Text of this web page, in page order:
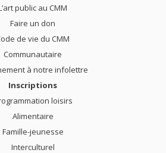
public au CMM
Faire un don
de vie du CMM
Communautaire
à notre infolettre
Inscriptions
loisirs
Alimentaire
Famille-jeunesse
Interculturel